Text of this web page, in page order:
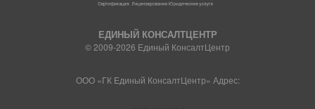
ЕДИНЫЙ КОНСАЛТЦЕНТР
© 2009-2026 Единый КонсалтЦентр
ООО «ГК Единый КонсалтЦентр» Адрес: